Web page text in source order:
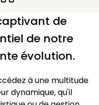
de
de notre
évolution.
à une multitude
dynamique, qu'il